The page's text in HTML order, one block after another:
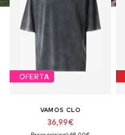
OFERTA
VAMOS CLO
36,99€